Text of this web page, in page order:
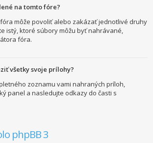
na tomto fóre?
môže povoliť alebo zakázať jednotlivé druhy
istý, ktoré súbory môžu byť nahrávané,
fóra.
všetky svoje prílohy?
zoznamu vami nahraných príloh,
panel a nasledujte odkazy do časti s
phpBB 3